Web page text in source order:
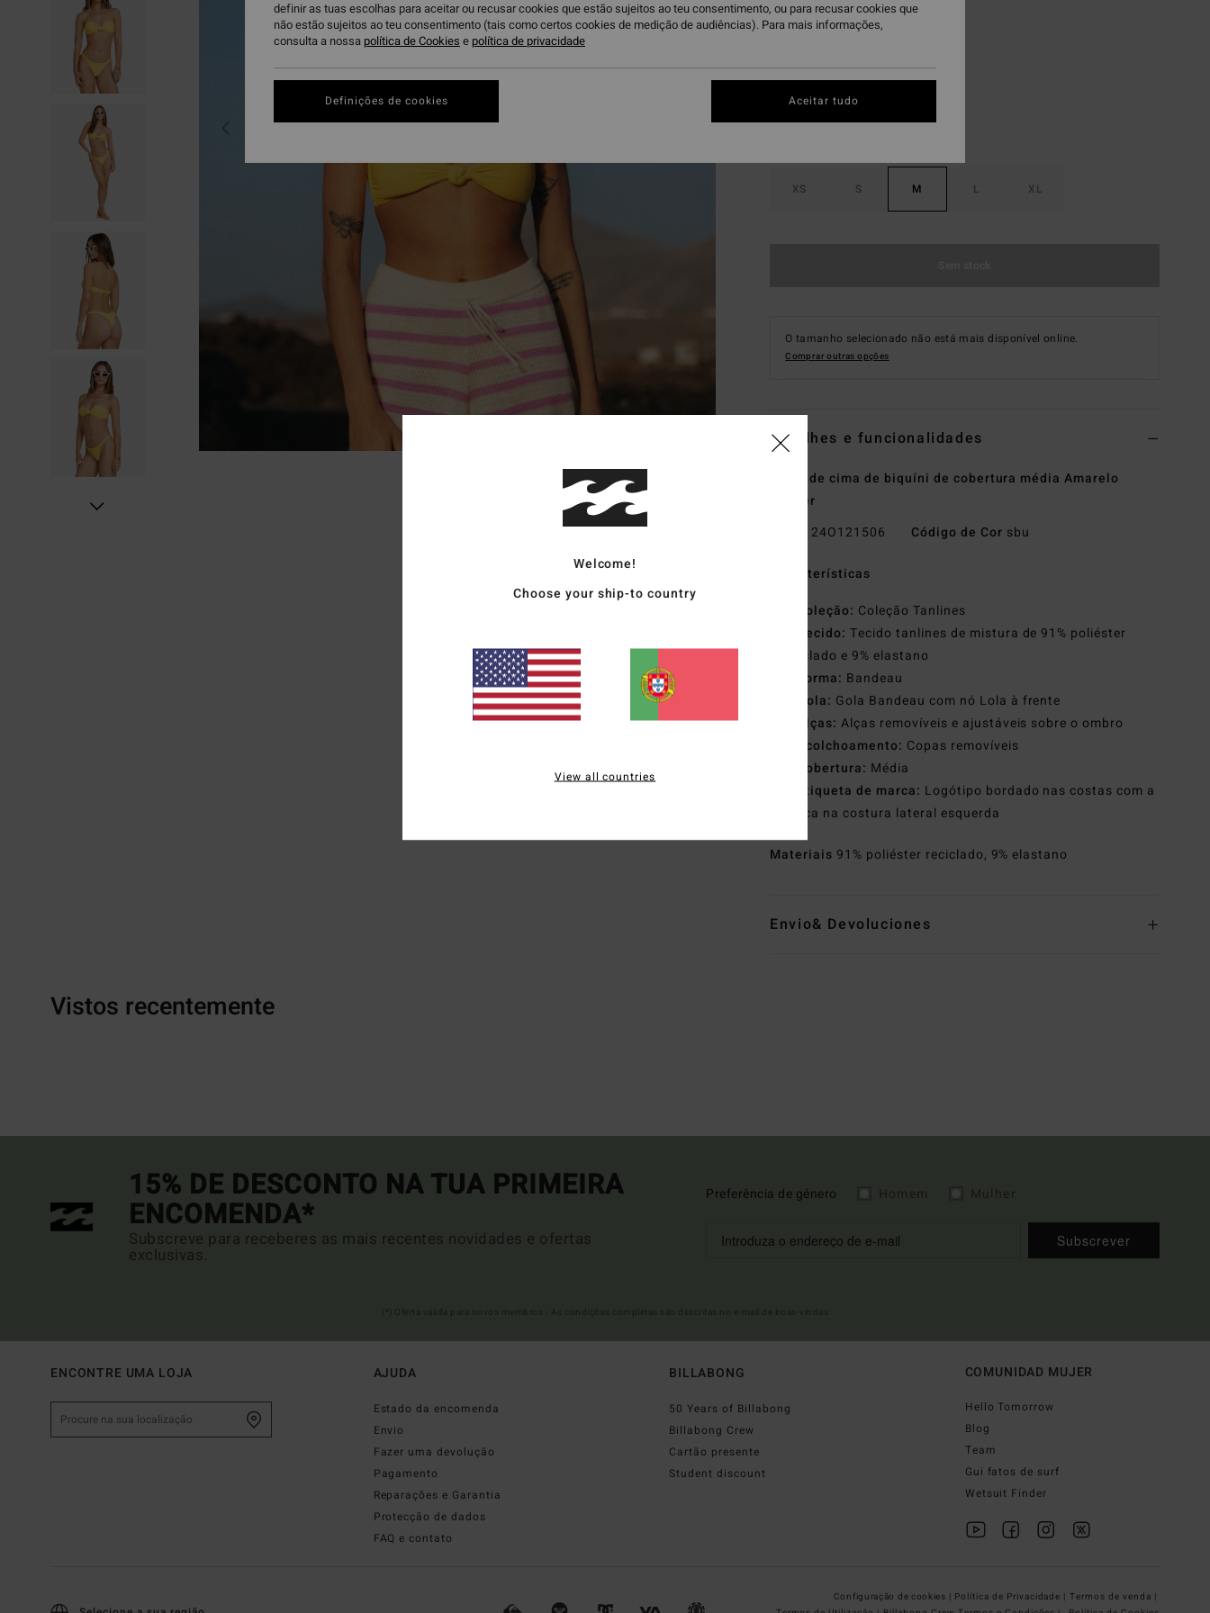
XS S M L XL
O tamanho selecionado não está mais disponível online.
Comprar outras opções
Detalhes e funcionalidades
Parte de cima de biquíni de cobertura média Amarelo
Mulher
24O121506 Código de Cor sbu
Características
Coleção: Coleção Tanlines
Tecido: Tecido tanlines de mistura de 91% poliéster
reciclado e 9% elastano
Forma: Bandeau
Gola: Gola Bandeau com nó Lola à frente
Alças: Alças removíveis e ajustáveis sobre o ombro
Acolchoamento: Copas removíveis
Cobertura: Média
Etiqueta de marca: Logótipo bordado nas costas com a
marca na costura lateral esquerda
Materiais 91% poliéster reciclado, 9% elastano
Envio& Devoluciones
Vistos recentemente
15% DE DESCONTO NA TUA PRIMEIRA
ENCOMENDA*
Subscreve para receberes as mais recentes novidades e ofertas
exclusivas.
Preferência de género
Subscrever
ENCONTRE UMA LOJA AJUDA
Estado da encomenda
Envio
Fazer uma devolução
Pagamento
Reparações e Garantia
Protecção de dados
FAQ e contato
BILLABONG
50 Years of Billabong
Billabong Crew
Cartão presente
Student discount
COMUNIDAD MUJER
Hello Tomorrow
Blog
Team
Gui fatos de surf
Wetsuit Finder
Configuração de cookies | Política de Privacidade | Termos de venda |
Welcome!
Choose your ship-to country
View all countries
definir as tuas escolhas para aceitar ou recusar cookies que estão sujeitos ao teu consentimento, ou para recusar cookies que
não estão sujeitos ao teu consentimento (tais como certos cookies de medição de audiências). Para mais informações,
consulta a nossa política de Cookies e política de privacidade
Definições de cookies Aceitar tudo